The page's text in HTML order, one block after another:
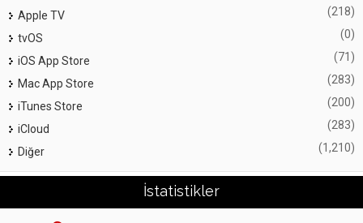
Apple TV (218)
tvOS (0)
iOS App Store (71)
Mac App Store (283)
iTunes Store (200)
iCloud (283)
Diğer (1,210)
İstatistikler